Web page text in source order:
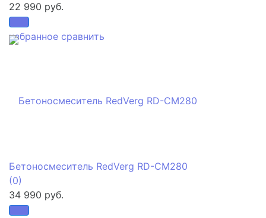
избранное сравнить
22 990 руб.
Бетоносмеситель RedVerg RD-CM280
(0)
34 990 руб.